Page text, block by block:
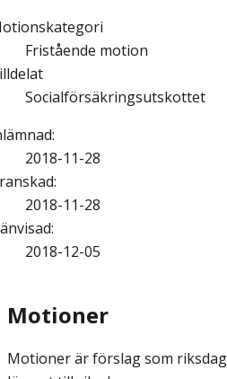
Fristående motion
Socialförsäkringsutskottet
:
2018-11-28
:
2018-11-28
:
2018-12-05
Motioner
Motioner är förslag som